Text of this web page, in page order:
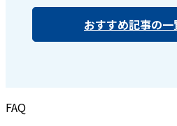
おすすめ記事の一
FAQ